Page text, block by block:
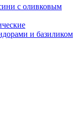
с оливковым
и базиликом